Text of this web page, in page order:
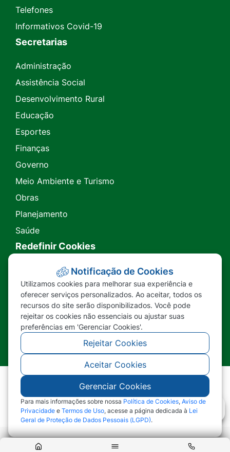
Telefones
Informativos Covid-19
Secretarias
Administração
Assistência Social
Desenvolvimento Rural
Educação
Esportes
Finanças
Governo
Meio Ambiente e Turismo
Obras
Planejamento
Saúde
Redefinir Cookies
Transparência
Ouvidoria
SIC
©2026 - Prefeitura Municipal de Nova Lacerda -
MT - Todos os direitos reservados
Notificação de Cookies
Utilizamos cookies para melhorar sua experiência e
oferecer serviços personalizados. Ao aceitar, todos os
recursos do site serão disponibilizados. Você pode
rejeitar os cookies não essenciais ou ajustar suas
preferências em 'Gerenciar Cookies'.
Rejeitar Cookies
Aceitar Cookies
Gerenciar Cookies
Para mais informações sobre nossa Política de Cookies, Aviso de
Privacidade e Termos de Uso, acesse a página dedicada à Lei
Geral de Proteção de Dados Pessoais (LGPD).